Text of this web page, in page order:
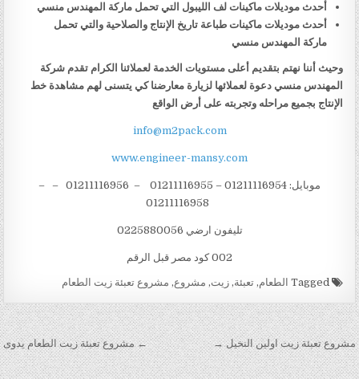
أحدث موديلات ماكينات لف الليبول التي تحمل ماركة المهندس منسي
أحدث موديلات ماكينات طباعة تاريخ الإنتاج والصلاحية والتي تحمل
ماركة المهندس منسي
وحيث أننا نهتم بتقديم أعلى مستويات الخدمة لعملائنا الكرام تقدم شركة
المهندس منسي دعوة لعملائها لزيارة معارضنا كي يتسنى لهم مشاهدة خط
الإنتاج بجميع مراحله وتجربته على أرض الواقع
info@m2pack.com
www.engineer-mansy.com
موبايل: 01211116954 – 01211116955 – 01211116956 – –
تليفون ارضي 0225880056
002 كود مصر قبل الرقم
Tagged الطعام,تعبئة,زيت, مشروع, مشروع تعبئة زيت الطعام
تصفّح المقالات ← مشروع تعبئة زيت الطعام يدوى مشروع تعبئة زيت اولين النخيل →